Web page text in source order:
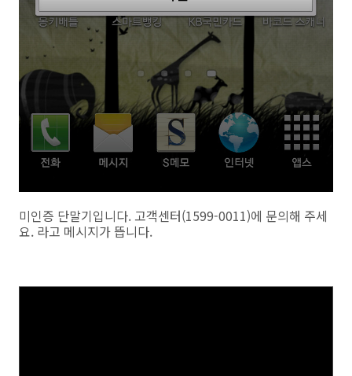
미인증 단말기입니다. 고객센터(1599-0011)에 문의해 주세
요. 라고 메시지가 뜹니다.